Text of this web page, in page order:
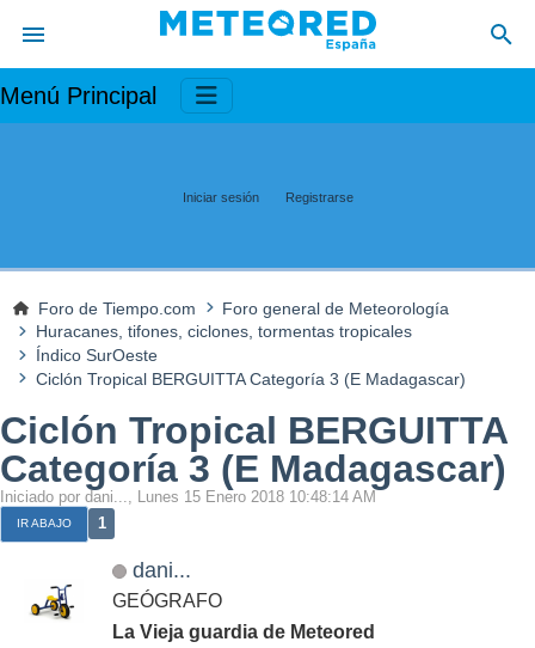
Menú Principal
Iniciar sesión Registrarse
Foro de Tiempo.com
Foro general de Meteorología
Huracanes, tifones, ciclones, tormentas tropicales
Índico SurOeste
Ciclón Tropical BERGUITTA Categoría 3 (E Madagascar)
Ciclón Tropical BERGUITTA
Categoría 3 (E Madagascar)
Iniciado por dani..., Lunes 15 Enero 2018 10:48:14 AM
IR ABAJO 1
dani...
GEÓGRAFO
La Vieja guardia de Meteored